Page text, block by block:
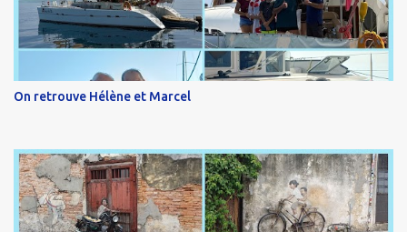
On retrouve Hélène et Marcel